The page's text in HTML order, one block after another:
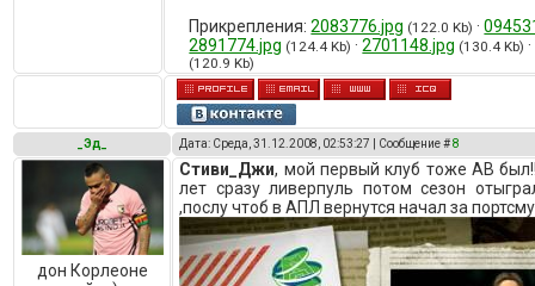
Прикрепления:2083776.jpg (122.0 Kb) ·
2891774.jpg (124.4 Kb) ·2701148.jpg (130.4 Kb) ·
(120.9 Kb)
_Эд_ Дата: Среда, 31.12.2008, 02:53:27 | Сообщение #8
дон Корлеоне
Стиви_Джи, мой первый клуб тоже АВ
лет сразу ливерпуль потом сезон
,послу чтоб в АПЛ вернутся начал за